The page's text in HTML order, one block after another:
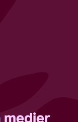
medier